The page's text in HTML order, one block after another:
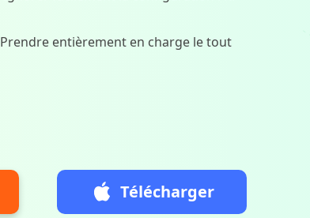
Prendre entièrement en charge le tout
Télécharger